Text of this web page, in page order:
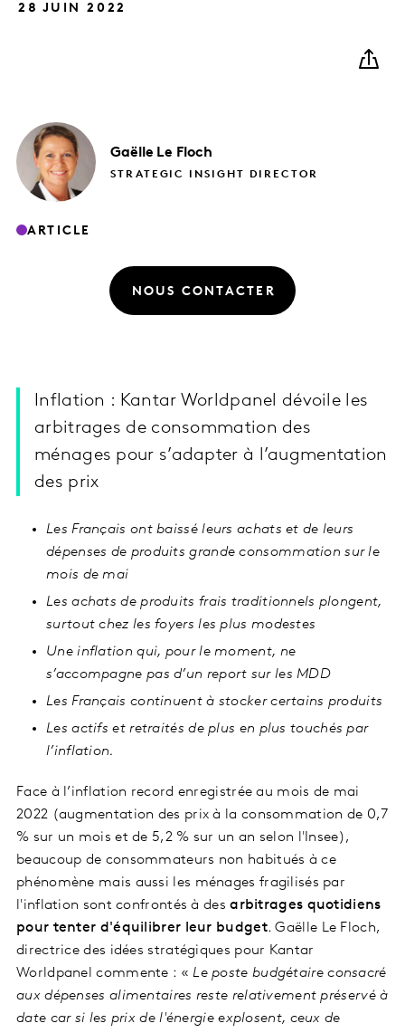
28 JUIN 2022
Gaëlle Le Floch
STRATEGIC INSIGHT DIRECTOR
ARTICLE
NOUS CONTACTER
Inflation : Kantar Worldpanel dévoile les
arbitrages de consommation des
ménages pour s’adapter à l’augmentation
des prix
Les Français ont baissé leurs achats et de leurs
dépenses de produits grande consommation sur le
mois de mai
Les achats de produits frais traditionnels plongent,
surtout chez les foyers les plus modestes
Une inflation qui, pour le moment, ne
s’accompagne pas d’un report sur les MDD
Les Français continuent à stocker certains produits
Les actifs et retraités de plus en plus touchés par
l’inflation.
Face à l’inflation record enregistrée au mois de mai
2022 (augmentation des prix à la consommation de 0,7
% sur un mois et de 5,2 % sur un an selon l'Insee),
beaucoup de consommateurs non habitués à ce
phénomène mais aussi les ménages fragilisés par
l'inflation sont confrontés à desarbitrages quotidiens
pour tenter d'équilibrer leur budget. Gaëlle Le Floch,
directrice des idées stratégiques pour Kantar
Worldpanel commente : «Le poste budgétaire consacré
aux dépenses alimentaires reste relativement préservé à
date car si les prix de l'énergie explosent, ceux de